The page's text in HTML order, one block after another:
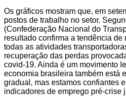
Os gráficos mostram que, em
postos de trabalho no setor.
(Confederação Nacional do
resultado confirma a tendência de
todas as atividades
recuperação das perdas
covid-19. Ainda é um movimento
economia brasileira também está
gradual, mas estamos confiantes
indicadores de emprego pré-crise